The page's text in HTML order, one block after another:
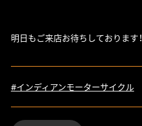
明日もご来店お待ちしております！
#インディアンモーターサイクル